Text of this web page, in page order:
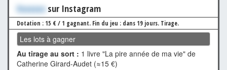
Xxxxxxx sur Instagram
Dotation : 15 € / 1 gagnant. Fin du jeu : dans 19 jours. Tirage.
Les lots à gagner
Au tirage au sort : 1 livre "La pire année de ma vie" de
Catherine Girard-Audet (≈15 €)